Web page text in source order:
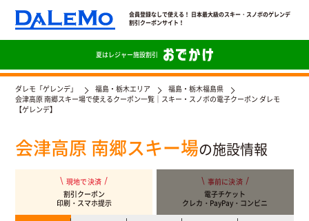
会員登録なしで使える！ 日本最大級のスキー・スノボのゲレンデ
割引クーポンサイト！
夏はレジャー施設割引
ダレモ「ゲレンデ」 福島・栃木エリア
福島・栃木福島県
会津高原 南郷スキー場で使えるクーポン一覧｜スキー・スノボの電子クーポン ダレモ
【ゲレンデ】
会津高原 南郷スキー場の施設情報
現地で決済
割引クーポン
印刷・スマホ提示
事前に決済
電子チケット
クレカ・PayPay・コンビニ